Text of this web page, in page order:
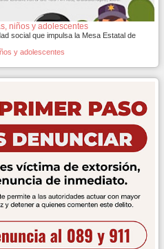
niños y adolescentes
social que impulsa la Mesa Estatal de
y adolescentes